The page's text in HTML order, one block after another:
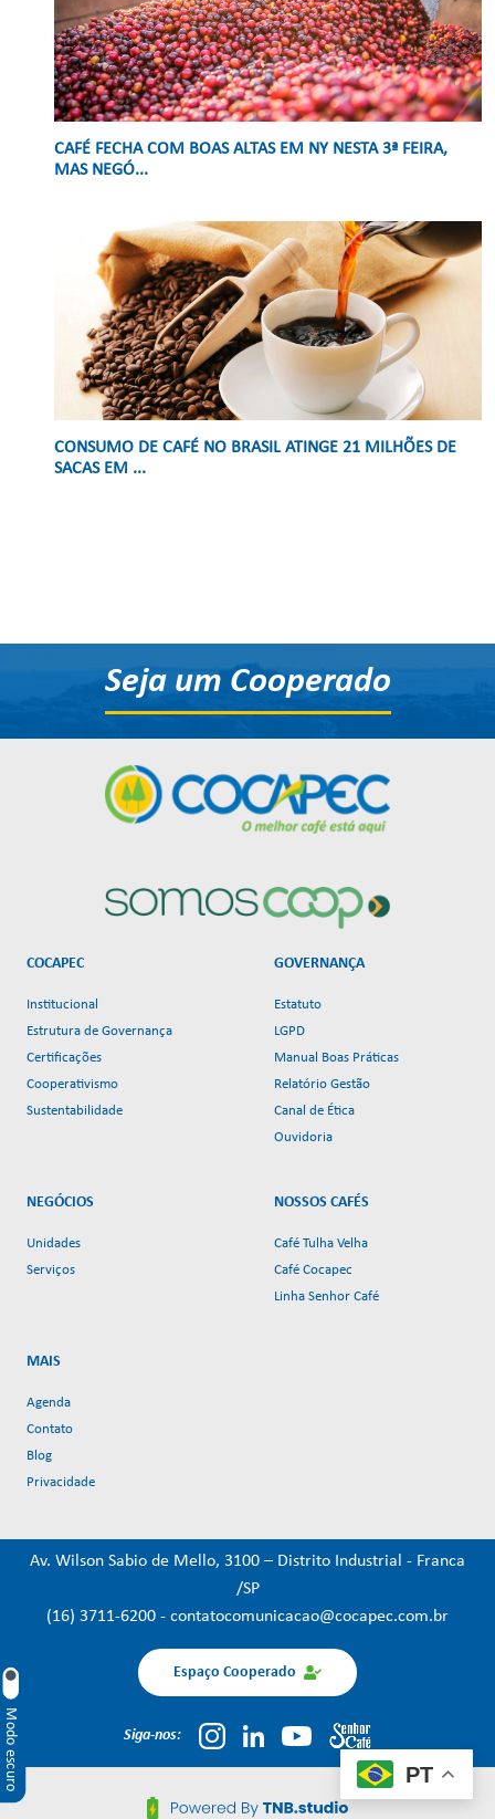
Modo escuro
CAFÉ FECHA COM BOAS ALTAS EM NY NESTA 3ª FEIRA,
MAS NEGÓ...
CONSUMO DE CAFÉ NO BRASIL ATINGE 21 MILHÕES DE
SACAS EM ...
Seja um Cooperado
COCAPEC
Institucional
Estrutura de Governança
Certificações
Cooperativismo
Sustentabilidade
GOVERNANÇA
Estatuto
LGPD
Manual Boas Práticas
Relatório Gestão
Canal de Ética
Ouvidoria
NEGÓCIOS
Unidades
Serviços
NOSSOS CAFÉS
Café Tulha Velha
Café Cocapec
Linha Senhor Café
MAIS
Agenda
Contato
Blog
Privacidade
Av. Wilson Sabio de Mello, 3100 – Distrito Industrial - Franca
/SP
(16) 3711-6200 - contatocomunicacao@cocapec.com.br
Espaço Cooperado
Siga-nos:
PT